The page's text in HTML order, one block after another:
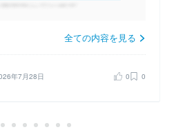
全ての内容を見る
年7月28日 0 0